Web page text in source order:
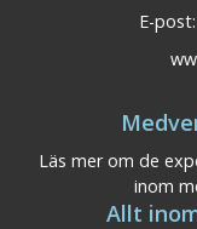
E-post:
Läs mer om de
inom
Allt